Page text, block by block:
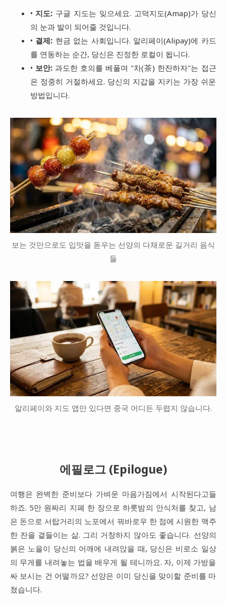
• 지도: 구글 지도는 잊으세요. 고덕지도(Amap)가 당신
의 눈과 발이 되어줄 것입니다.
• 결제: 현금 없는 사회입니다. 알리페이(Alipay)에 카드
를 연동하는 순간, 당신은 진정한 로컬이 됩니다.
• 보안:과도한 호의를 베풀며 "차(茶) 한잔하자"는 접근
은 정중히 거절하세요. 당신의 지갑을 지키는 가장 쉬운
방법입니다.
보는 것만으로도 입맛을 돋우는 선양의 다채로운 길거리 음식
들
알리페이와 지도 앱만 있다면 중국 어디든 두렵지 않습니다.
에필로그 (Epilogue)
여행은 완벽한 준비보다 가벼운 마음가짐에서 시작된다고들
하죠. 5만 원짜리 지폐 한 장으로 하룻밤의 안식처를 찾고, 남
은 돈으로 서탑거리의 노포에서 꿔바로우 한 점에 시원한 맥주
한 잔을 곁들이는 삶. 그리 거창하지 않아도 좋습니다. 선양의
붉은 노을이 당신의 어깨에 내려앉을 때, 당신은 비로소 일상
의 무게를 내려놓는 법을 배우게 될 테니까요. 자, 이제 가방을
싸 보시는 건 어떨까요? 선양은 이미 당신을 맞이할 준비를 마
쳤습니다.